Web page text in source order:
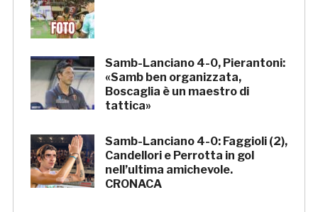
Samb-Lanciano 4-0, Pierantoni:
«Samb ben organizzata,
Boscaglia è un maestro di
tattica»
Samb-Lanciano 4-0: Faggioli (2),
Candellori e Perrotta in gol
nell’ultima amichevole.
CRONACA